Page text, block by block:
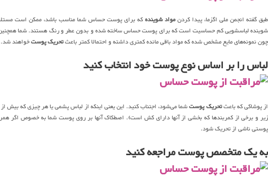
طبق گفته انجمن ملی اگزما، پیدا کردنمواد شویندهکه برای پوست حساس شما مناسب باشد، ممکن است
شوینده لباسشویی کم حساسیت است که برای پوست حساس ساخته شده و بدون عطر و رنگ هستند. شما همچنین
چون نمونه‌های مایع مشخص شده که مواد باقی مانده کمتری داشته و احتمالا کمتر باعثتحریک پوستخواهند شد.
لباس را بر اساس نوع پوست خود انتخاب کنید
از پوشاکی که باعثتحریک پوستشما می‌شود، اجتناب کنید. این یعنی اینکه از لباس پشمی یا هر چیزی که
زیر و برخی از کمربندها که بخشی از آنها دارای کش است). اصطکاک آنها بر روی پوست شما به خصوص اگر
پوستی ناشی از تحریک شود.
به یک متخصص پوست مراجعه کنید